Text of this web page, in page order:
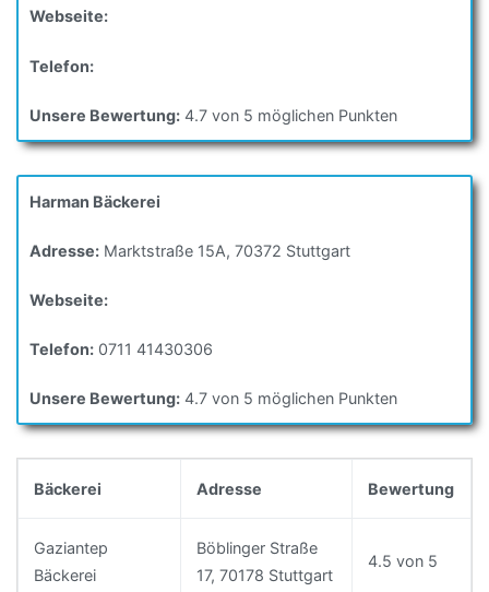
Webseite:
Telefon:
Unsere Bewertung: 4.7 von 5 möglichen Punkten
Harman Bäckerei
Adresse: Marktstraße 15A, 70372 Stuttgart
Webseite:
Telefon: 0711 41430306
Unsere Bewertung: 4.7 von 5 möglichen Punkten
Bäckerei Adresse Bewertung
Gaziantep
Bäckerei
Böblinger Straße
17, 70178 Stuttgart
4.5 von 5